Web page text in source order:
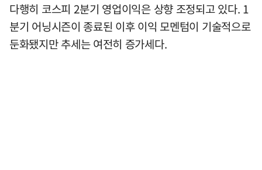
다행히 코스피 2분기 영업이익은 상향 조정되고 있다. 1
분기 어닝시즌이 종료된 이후 이익 모멘텀이 기술적으로
둔화됐지만 추세는 여전히 증가세다.